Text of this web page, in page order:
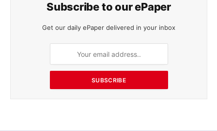
Subscribe to our ePaper
Get our daily ePaper delivered in your inbox
SUBSCRIBE